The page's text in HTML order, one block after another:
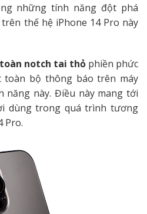
những tính năng đột phá
thế hệ iPhone 14 Pro này
notch tai thỏphiền phức
toàn bộ thông báo trên máy
năng này. Điều này mang tới
dùng trong quá trình tương
Pro.